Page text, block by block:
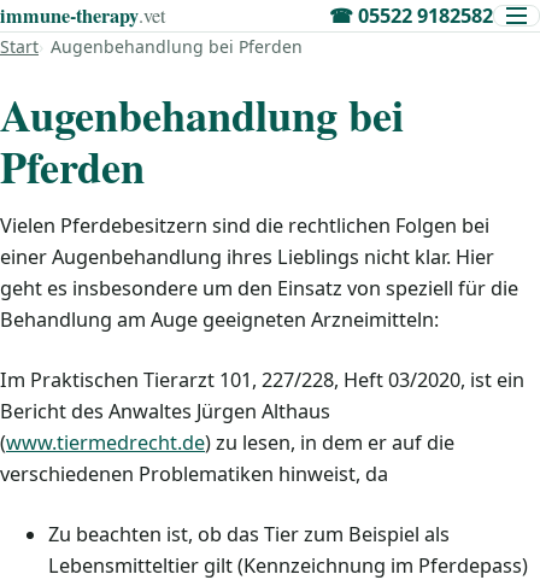
immune‑therapy.vet ☎05522 9182582
Start Augenbehandlung bei Pferden
Augenbehandlung bei
Pferden
Vielen Pferdebesitzern sind die rechtlichen Folgen bei
einer Augenbehandlung ihres Lieblings nicht klar. Hier
geht es insbesondere um den Einsatz von speziell für die
Behandlung am Auge geeigneten Arzneimitteln:
Im Praktischen Tierarzt 101, 227/228, Heft 03/2020, ist ein
Bericht des Anwaltes Jürgen Althaus
(www.tiermedrecht.de) zu lesen, in dem er auf die
verschiedenen Problematiken hinweist, da
Zu beachten ist, ob das Tier zum Beispiel als
Lebensmitteltier gilt (Kennzeichnung im Pferdepass)